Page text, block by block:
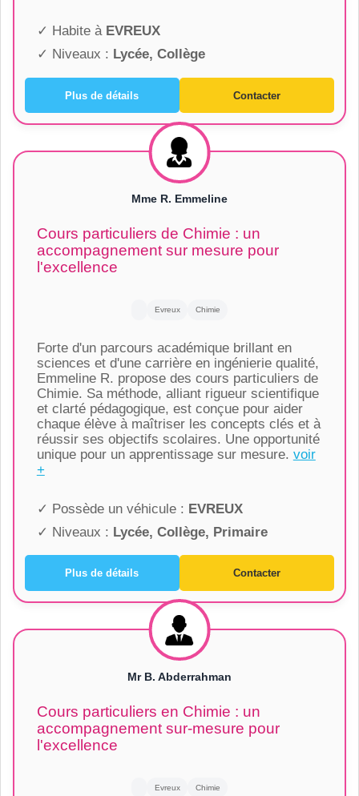
✓ Habite à EVREUX
✓ Niveaux : Lycée, Collège
Plus de détails Contacter
Mme R. Emmeline
Cours particuliers de Chimie : un
accompagnement sur mesure pour
l'excellence
Evreux Chimie
Forte d'un parcours académique brillant en
sciences et d'une carrière en ingénierie qualité,
Emmeline R. propose des cours particuliers de
Chimie. Sa méthode, alliant rigueur scientifique
et clarté pédagogique, est conçue pour aider
chaque élève à maîtriser les concepts clés et à
réussir ses objectifs scolaires. Une opportunité
unique pour un apprentissage sur mesure. voir
+
✓ Possède un véhicule : EVREUX
✓ Niveaux : Lycée, Collège, Primaire
Plus de détails Contacter
Mr B. Abderrahman
Cours particuliers en Chimie : un
accompagnement sur-mesure pour
l'excellence
Evreux Chimie